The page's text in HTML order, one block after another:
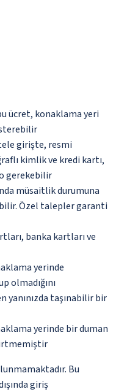
ücret, konaklama yeri
girişte, resmi
kimlik ve kredi kartı,
gerekebilir
müsaitlik durumuna
Özel talepler garanti
banka kartları ve
yerinde
olmadığını
taşınabilir bir
yerinde bir duman
Bu
giriş